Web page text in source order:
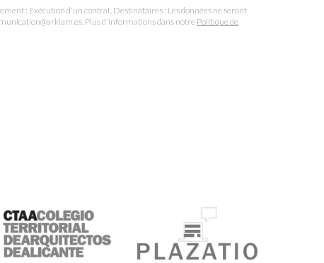
: Exécution d'un contrat. Destinataires : Les données ne seront
Plus d'informations dans notre Politique de